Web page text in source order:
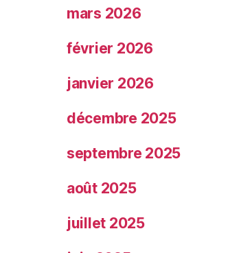
mars 2026
février 2026
janvier 2026
décembre 2025
septembre 2025
août 2025
juillet 2025